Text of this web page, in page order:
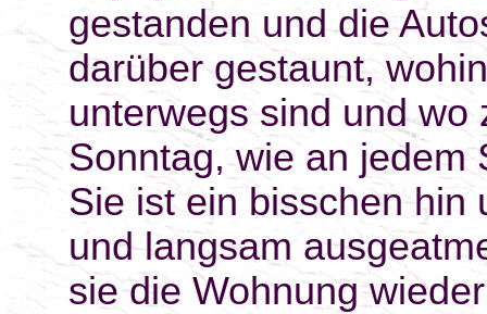
gestanden und die
darüber gestaunt,
unterwegs sind und
Sonntag, wie an jedem
Sie ist ein bisschen hin
und langsam
sie die Wohnung